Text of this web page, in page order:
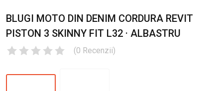
BLUGI MOTO DIN DENIM CORDURA REVIT
PISTON 3 SKINNY FIT L32 · ALBASTRU
(0 Recenzii)